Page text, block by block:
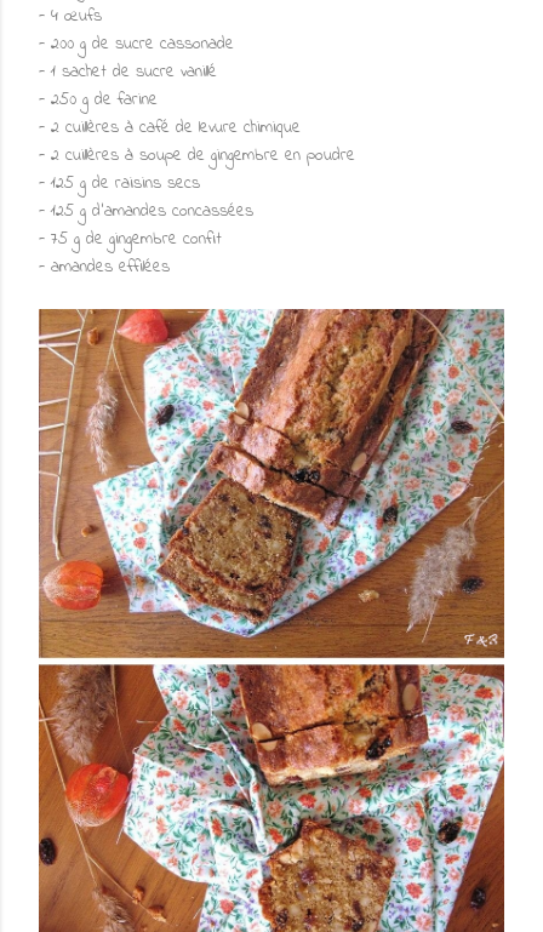
- 4 œufs
- 200 g de sucre cassonade
- 1 sachet de sucre vanillé
- 250 g de farine
- 2 cuillères à café de levure chimique
- 2 cuillères à soupe de gingembre en poudre
- 125 g de raisins secs
- 125 g d'amandes concassées
- 75 g de gingembre confit
- amandes effilées